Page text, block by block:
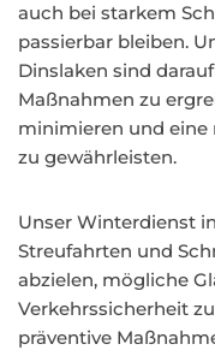
auch bei starkem
passierbar bleiben.
Dinslaken sind
Maßnahmen zu
minimieren und eine
zu gewährleisten.
Unser Winterdienst
Streufahrten und
abzielen, mögliche
Verkehrssicherheit
präventive